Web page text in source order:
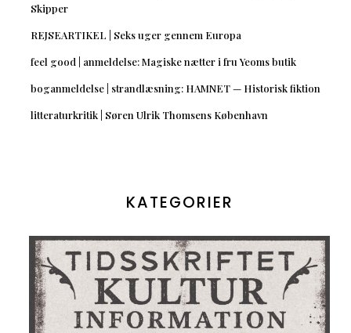
Skipper
REJSEARTIKEL | Seks uger gennem Europa
feel good | anmeldelse: Magiske nætter i fru Yeoms butik
boganmeldelse | strandlæsning: HAMNET — Historisk fiktion
litteraturkritik | Søren Ulrik Thomsens København
KATEGORIER